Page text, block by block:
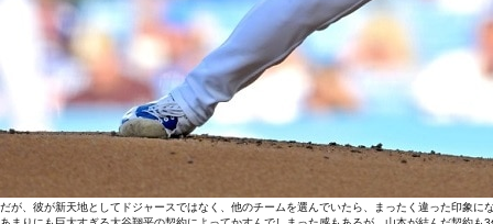
だが、彼が新天地としてドジャースではなく、他のチームを選んでいたら、まったく違った印象に